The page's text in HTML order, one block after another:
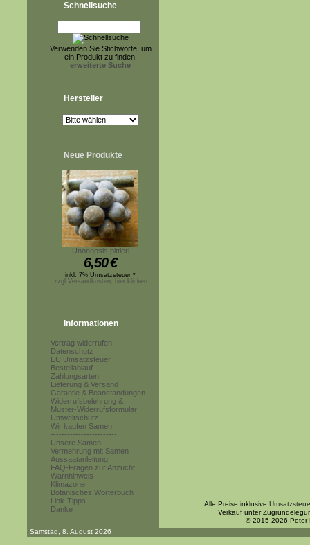
Schnellsuche
Verwenden Sie Stichworte, um
ein Produkt zu finden.
erweiterte Suche
Hersteller
Neue Produkte
Unonopsis pittieri
6,50€
inkl. 7% Umsatzsteuer *
zzgl.Versandkosten, hier klicken
Informationen
Vertrag widerrufen
Datenschutz
EU Umsatzsteuer
Bestellablauf
Zahlungsarten
Lieferung & Versand
Garantie & Beanstandungen
Widerrufsbelehrung &
Muster-Widerrufsformular
Umweltschutz
Wir kaufen Samen
------------------------
Unsere Samen
Vermehrung mit Samen
Aussaatanleitung
FAQ-Fragen zur Anzucht
Warnhinweis
Klimazone
Botanisches Wörterbuch
Link-Tipps
Danke
Alle Preise inklusive
Verkauf unter
© 2015-2026 Peter
Samstag, 8. August 2026